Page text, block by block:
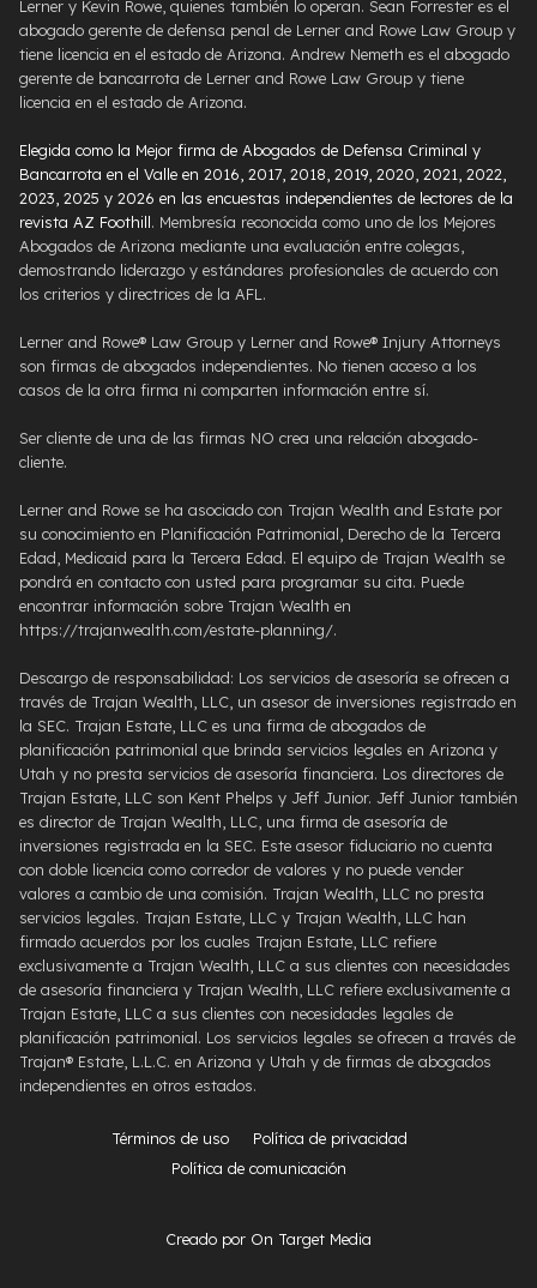
Lerner y Kevin Rowe, quienes también lo operan. Sean Forrester es el
abogado gerente de defensa penal de Lerner and Rowe Law Group y
tiene licencia en el estado de Arizona. Andrew Nemeth es el abogado
gerente de bancarrota de Lerner and Rowe Law Group y tiene
licencia en el estado de Arizona.
Elegida como la Mejor firma de Abogados de Defensa Criminal y
Bancarrota en el Valle en 2016, 2017, 2018, 2019, 2020, 2021, 2022,
2023, 2025 y 2026 en las encuestas independientes de lectores de la
revista AZ Foothill. Membresía reconocida como uno de los Mejores
Abogados de Arizona mediante una evaluación entre colegas,
demostrando liderazgo y estándares profesionales de acuerdo con
los criterios y directrices de la AFL.
Lerner and Rowe® Law Group y Lerner and Rowe® Injury Attorneys
son firmas de abogados independientes. No tienen acceso a los
casos de la otra firma ni comparten información entre sí.
Ser cliente de una de las firmas NO crea una relación abogado-
cliente.
Lerner and Rowe se ha asociado con Trajan Wealth and Estate por
su conocimiento en Planificación Patrimonial, Derecho de la Tercera
Edad, Medicaid para la Tercera Edad. El equipo de Trajan Wealth se
pondrá en contacto con usted para programar su cita. Puede
encontrar información sobre Trajan Wealth en
https://trajanwealth.com/estate-planning/.
Descargo de responsabilidad: Los servicios de asesoría se ofrecen a
través de Trajan Wealth, LLC, un asesor de inversiones registrado en
la SEC. Trajan Estate, LLC es una firma de abogados de
planificación patrimonial que brinda servicios legales en Arizona y
Utah y no presta servicios de asesoría financiera. Los directores de
Trajan Estate, LLC son Kent Phelps y Jeff Junior. Jeff Junior también
es director de Trajan Wealth, LLC, una firma de asesoría de
inversiones registrada en la SEC. Este asesor fiduciario no cuenta
con doble licencia como corredor de valores y no puede vender
valores a cambio de una comisión. Trajan Wealth, LLC no presta
servicios legales. Trajan Estate, LLC y Trajan Wealth, LLC han
firmado acuerdos por los cuales Trajan Estate, LLC refiere
exclusivamente a Trajan Wealth, LLC a sus clientes con necesidades
de asesoría financiera y Trajan Wealth, LLC refiere exclusivamente a
Trajan Estate, LLC a sus clientes con necesidades legales de
planificación patrimonial. Los servicios legales se ofrecen a través de
Trajan® Estate, L.L.C. en Arizona y Utah y de firmas de abogados
independientes en otros estados.
Términos de uso
Política de privacidad
Política de comunicación
Creado por On Target Media